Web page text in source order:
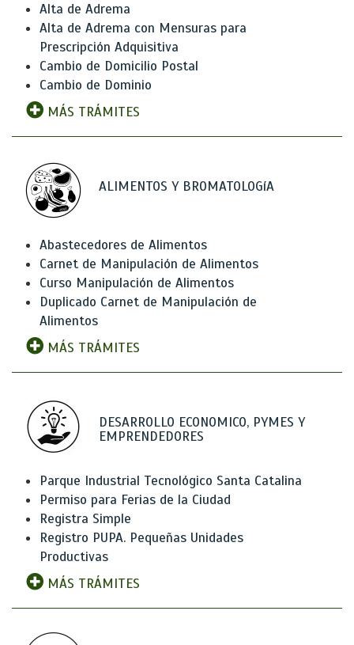
Alta de Adrema
Alta de Adrema con Mensuras para
Prescripción Adquisitiva
Cambio de Domicilio Postal
Cambio de Dominio
MÁS TRÁMITES
ALIMENTOS Y BROMATOLOGíA
Abastecedores de Alimentos
Carnet de Manipulación de Alimentos
Curso Manipulación de Alimentos
Duplicado Carnet de Manipulación de
Alimentos
MÁS TRÁMITES
DESARROLLO ECONOMICO, PYMES Y
EMPRENDEDORES
Parque Industrial Tecnológico Santa Catalina
Permiso para Ferias de la Ciudad
Registra Simple
Registro PUPA. Pequeñas Unidades
Productivas
MÁS TRÁMITES